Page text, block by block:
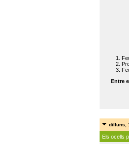
Entre
dilluns,
Els ocells